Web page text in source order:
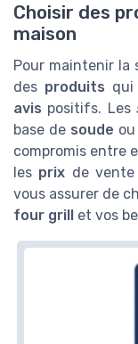
Choisir des
maison
Pour maintenir la
des produits qui
avis positifs. Les
base de soude
compromis entre
les prix de
vous assurer de
four grill et vos